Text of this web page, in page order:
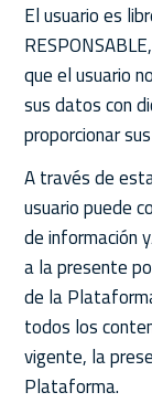
El usuario es
que el usuario
sus datos con
proporcionar
A través de
usuario puede
de información
a la presente
de la
todos los
vigente, la
Plataforma.